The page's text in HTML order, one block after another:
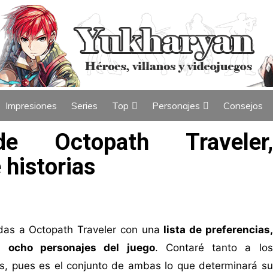
Review
Impresiones Series Top
Índice de Top
Personajes
Índice de Personajes
Consejos
Octopath Traveler,
historias
a Octopath Traveler con una lista de preferencias,
personajes del juego. Contaré tanto a los
pues es el conjunto de ambas lo que determinará su